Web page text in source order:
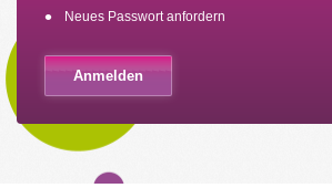
Neues Passwort anfordern